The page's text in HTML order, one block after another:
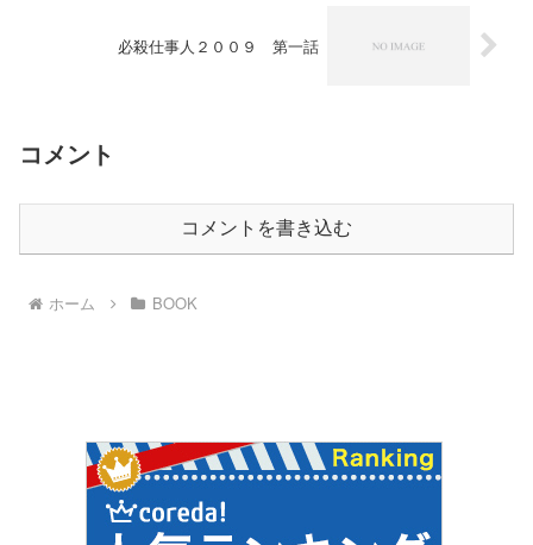
必殺仕事人２００９ 第一話
コメント
コメントを書き込む
ホーム BOOK